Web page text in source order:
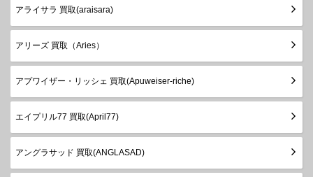
アライサラ 買取(araisara)
アリーズ 買取（Aries）
アプワイザー・リッシェ 買取(Apuweiser-riche)
エイプリル77 買取(April77)
アングラサッド 買取(ANGLASAD)